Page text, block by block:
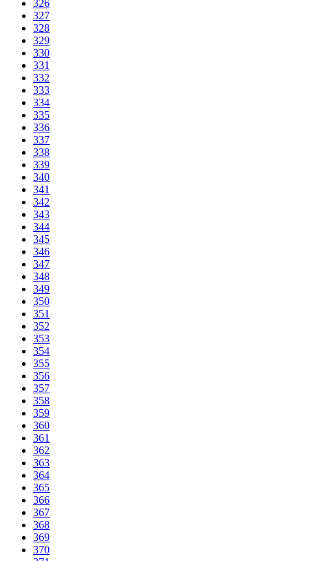
326
327
328
329
330
331
332
333
334
335
336
337
338
339
340
341
342
343
344
345
346
347
348
349
350
351
352
353
354
355
356
357
358
359
360
361
362
363
364
365
366
367
368
369
370